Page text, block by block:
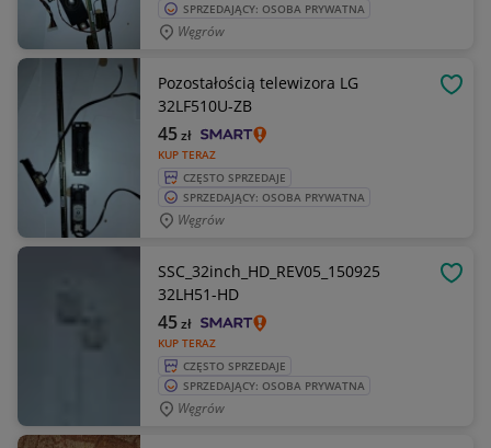
SPRZEDAJĄCY: OSOBA PRYWATNA
Węgrów
Pozostałością telewizora LG
32LF510U-ZB
KUP TERAZ
45zł
CZĘSTO SPRZEDAJE
SPRZEDAJĄCY: OSOBA PRYWATNA
Węgrów
SSC_32inch_HD_REV05_150925
32LH51-HD
KUP TERAZ
45zł
CZĘSTO SPRZEDAJE
SPRZEDAJĄCY: OSOBA PRYWATNA
Węgrów